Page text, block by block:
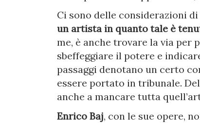
Ci sono delle considerazioni
un artista in quanto tale è
me, è anche trovare la via
sbeffeggiare il potere e
passaggi denotano un certo
essere portato in tribunale.
anche a mancare tutta
Enrico Baj, con le sue opere,